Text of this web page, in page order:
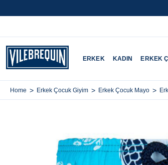
ERKEK KADIN ERKEK
Home > Erkek Çocuk Giyim > Erkek Çocuk Mayo >